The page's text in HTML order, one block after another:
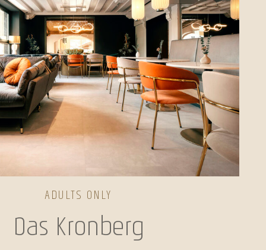
ADULTS ONLY
Das Kronberg